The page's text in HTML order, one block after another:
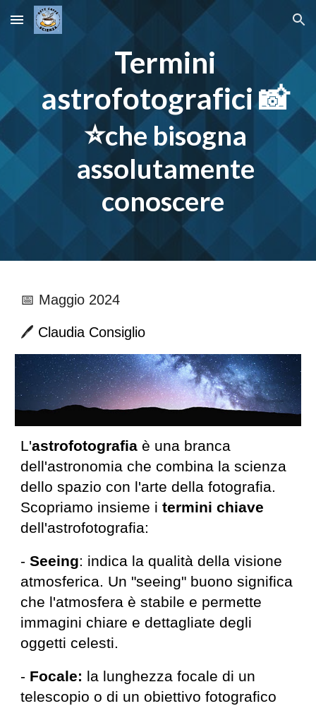
Skip to main content Skip to navigation
Termini
astrofotografici 📸
⭐che bisogna
assolutamente
conoscere
📅 Maggio 2024
🖊️ Claudia Consiglio
L'astrofotografia è una branca
dell'astronomia che combina la scienza
dello spazio con l'arte della fotografia.
Scopriamo insieme itermini chiave
dell'astrofotografia:
-Seeing: indica la qualità della visione
atmosferica. Un "seeing" buono significa
che l'atmosfera è stabile e permette
immagini chiare e dettagliate degli
oggetti celesti.
- Focale: la lunghezza focale di un
telescopio o di un obiettivo fotografico